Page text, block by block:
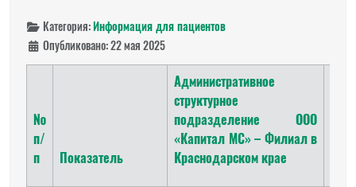
Категория:Информация для пациентов
Опубликовано: 22 мая 2025
№
п/
п
Показатель
Административное
структурное
подразделение ООО
«Капитал МС» – Филиал в
Краснодарском крае